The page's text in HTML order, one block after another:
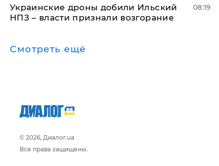
Украинские дроны добили Ильский
НПЗ – власти признали возгорание
08:19
Смотреть ещё
© 2026, Диалог.ua
Все права защищены.